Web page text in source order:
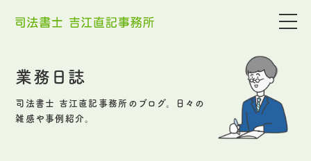
業務日誌
司法書士 吉江直記事務所のブログ。日々の
雑感や事例紹介。